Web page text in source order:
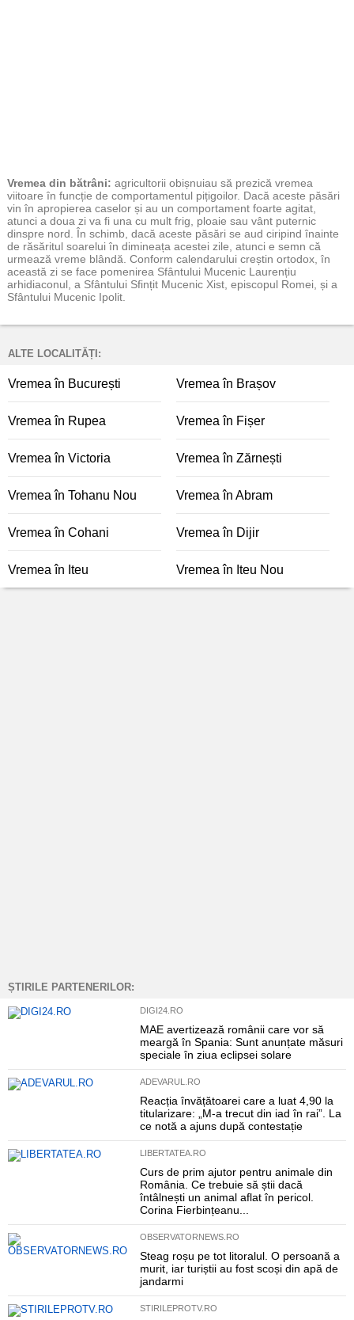
Vremea din bătrâni: agricultorii obișnuiau să prezică vremea
viitoare în funcție de comportamentul pițigoilor. Dacă aceste păsări
vin în apropierea caselor și au un comportament foarte agitat,
atunci a doua zi va fi una cu mult frig, ploaie sau vânt puternic
dinspre nord. În schimb, dacă aceste păsări se aud ciripind înainte
de răsăritul soarelui în dimineața acestei zile, atunci e semn că
urmează vreme blândă. Conform calendarului creștin ortodox, în
această zi se face pomenirea Sfântului Mucenic Laurențiu
arhidiaconul, a Sfântului Sfințit Mucenic Xist, episcopul Romei, și a
Sfântului Mucenic Ipolit.
ALTE LOCALITĂȚI:
Vremea în București Vremea în Brașov
Vremea în Rupea Vremea în Fișer
Vremea în Victoria Vremea în Zărnești
Vremea în Tohanu Nou Vremea în Abram
Vremea în Cohani Vremea în Dijir
Vremea în Iteu Vremea în Iteu Nou
ȘTIRILE PARTENERILOR:
DIGI24.RO
MAE avertizează românii care vor să
meargă în Spania: Sunt anunțate măsuri
speciale în ziua eclipsei solare
ADEVARUL.RO
Reacția învățătoarei care a luat 4,90 la
titularizare: „M-a trecut din iad în rai”. La
ce notă a ajuns după contestație
LIBERTATEA.RO
Curs de prim ajutor pentru animale din
România. Ce trebuie să știi dacă
întâlnești un animal aflat în pericol.
Corina Fierbințeanu...
OBSERVATORNEWS.RO
Steag roșu pe tot litoralul. O persoană a
murit, iar turiștii au fost scoși din apă de
jandarmi
STIRILEPROTV.RO